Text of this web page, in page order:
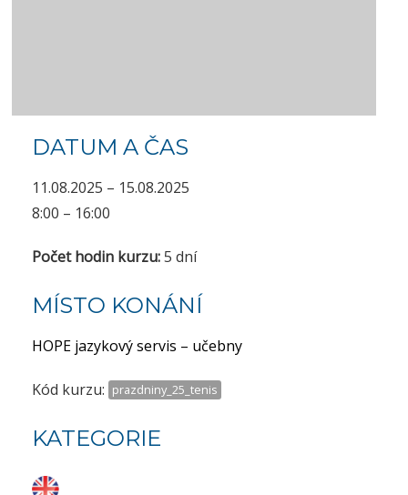
DATUM A ČAS
11.08.2025 – 15.08.2025
8:00 – 16:00
Počet hodin kurzu:5 dní
MÍSTO KONÁNÍ
HOPE jazykový servis – učebny
Kód kurzu: prazdniny_25_tenis
KATEGORIE